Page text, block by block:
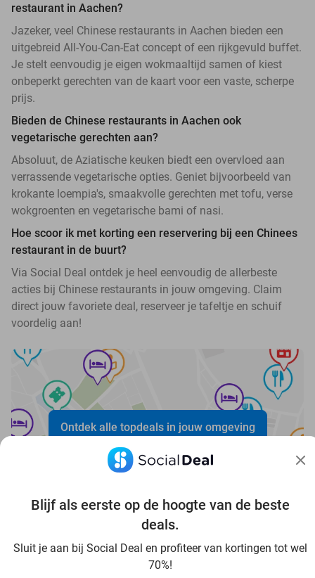
Blijf als eerste op de hoogte van de beste
deals.
Sluit je aan bij Social Deal en profiteer van kortingen tot wel
70%!
restaurant in Aachen?
Jazeker, veel Chinese restaurants in Aachen bieden een
uitgebreid All-You-Can-Eat concept of een rijkgevuld buffet.
Je stelt eenvoudig je eigen wokmaaltijd samen of kiest
onbeperkt gerechten van de kaart voor een vaste, scherpe
prijs.
Bieden de Chinese restaurants in Aachen ook
vegetarische gerechten aan?
Absoluut, de Aziatische keuken biedt een overvloed aan
verrassende vegetarische opties. Geniet bijvoorbeeld van
krokante loempia's, smaakvolle gerechten met tofu, verse
wokgroenten en vegetarische bami of nasi.
Hoe scoor ik met korting een reservering bij een Chinees
restaurant in de buurt?
Via Social Deal ontdek je heel eenvoudig de allerbeste
acties bij Chinese restaurants in jouw omgeving. Claim
direct jouw favoriete deal, reserveer je tafeltje en schuif
voordelig aan!
Ontdek alle topdeals in jouw omgeving
Voordelig genieten in Aachen: haal deal-inspiratie uit